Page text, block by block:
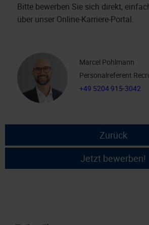
Bitte bewerben Sie sich direkt,
über unser Online-Karriere-Portal.
Marcel Pohlmann
Personalreferent
+49 5204 915-3042
Zurück
Jetzt bewerben!